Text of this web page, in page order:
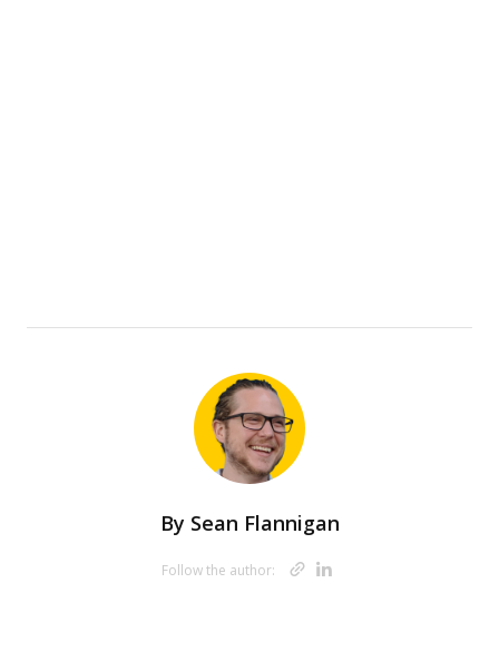
By Sean Flannigan
Follow the author: Opens new